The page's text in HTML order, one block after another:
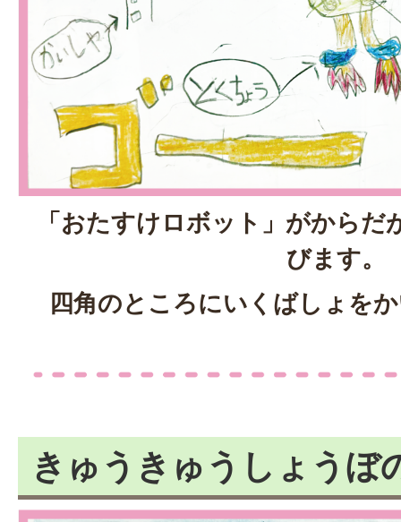
「おたすけロボット」がから
びます。
四角のところにいくばしょを
きゅうきゅうしょうぼ